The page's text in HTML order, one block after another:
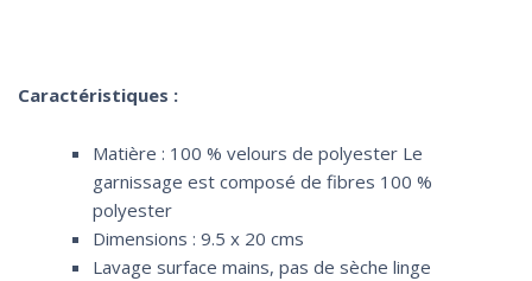
Caractéristiques :
Matière : 100 % velours de polyester Le
garnissage est composé de fibres 100 %
polyester
Dimensions : 9.5 x 20 cms
Lavage surface mains, pas de sèche linge